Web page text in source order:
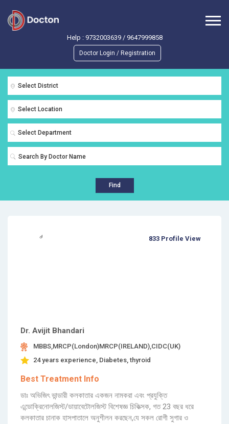
Help : 9732003639/ 9647999858
Doctor Login / Registration
Select District
Select Location
Select Department
Find
Dr. Avijit Bhandari
MBBS,MRCP(London)MRCP(IRELAND),CIDC(UK)
24 years experience, Diabetes, thyroid
Best Treatment Info
ডাঃ অভিজিৎ ভান্ডারী কলকাতার একজন নামকরা এবং প্রযুক্তি
এন্ডোক্রিনোলজিস্ট/ডায়াবেটোলজিস্ট বিশেষজ্ঞ চিকিত্সক, গত 23 বছর ধরে
কলকাতার চানাক হাসপাতালে অনুশীলন করছেন,যে সকল রোগী সুগার ও
833 Profile View